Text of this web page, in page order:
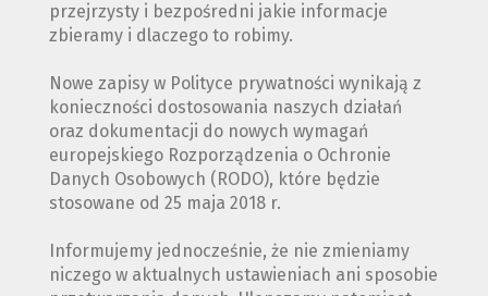
przejrzysty i bezpośredni jakie informacje
zbieramy i dlaczego to robimy.
Nowe zapisy w Polityce prywatności wynikają z
konieczności dostosowania naszych działań
oraz dokumentacji do nowych wymagań
europejskiego Rozporządzenia o Ochronie
Danych Osobowych (RODO), które będzie
stosowane od 25 maja 2018 r.
Informujemy jednocześnie, że nie zmieniamy
niczego w aktualnych ustawieniach ani sposobie